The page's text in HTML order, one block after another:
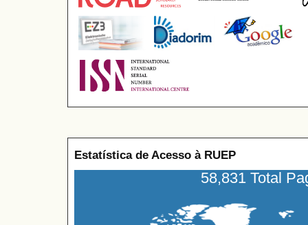
Estatística de Acesso à RUEP
58,831 Total